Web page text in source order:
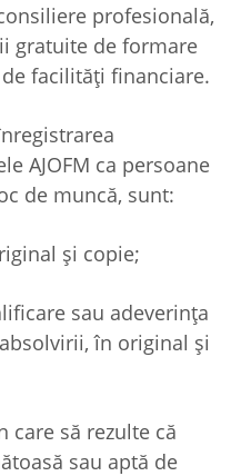
profesională,
gratuite de formare
facilități financiare.
AJOFM ca persoane
de muncă, sunt:
şi copie;
sau adeverinţa
în original şi
care să rezulte că
sau aptă de